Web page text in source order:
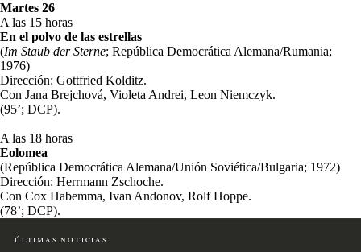
Martes 26
A las 15 horas
En el polvo de las estrellas
(Im Staub der Sterne; República Democrática Alemana/Rumania;
1976)
Dirección: Gottfried Kolditz.
Con Jana Brejchová, Violeta Andrei, Leon Niemczyk.
(95’; DCP).
A las 18 horas
Eolomea
(República Democrática Alemana/Unión Soviética/Bulgaria; 1972)
Dirección: Herrmann Zschoche.
Con Cox Habemma, Ivan Andonov, Rolf Hoppe.
(78’; DCP).
ÚLTIMAS NOTICIAS